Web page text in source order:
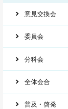
意見交換会
委員会
分科会
全体会合
普及・啓発